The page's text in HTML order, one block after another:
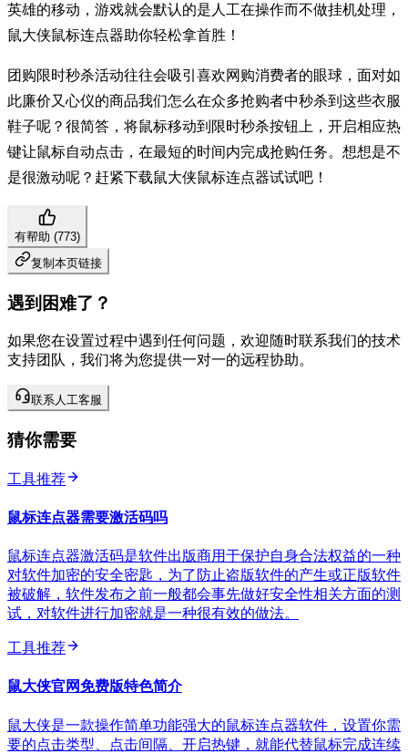
英雄的移动，游戏就会默认的是人工在操作而不做挂机处理，
鼠大侠鼠标连点器助你轻松拿首胜！
团购限时秒杀活动往往会吸引喜欢网购消费者的眼球，面对如
此廉价又心仪的商品我们怎么在众多抢购者中秒杀到这些衣服
鞋子呢？很简答，将鼠标移动到限时秒杀按钮上，开启相应热
键让鼠标自动点击，在最短的时间内完成抢购任务。想想是不
是很激动呢？赶紧下载鼠大侠鼠标连点器试试吧！
有帮助 (773)
复制本页链接
遇到困难了？
如果您在设置过程中遇到任何问题，欢迎随时联系我们的技术
支持团队，我们将为您提供一对一的远程协助。
联系人工客服
猜你需要
工具推荐
鼠标连点器需要激活码吗
鼠标连点器激活码是软件出版商用于保护自身合法权益的一种
对软件加密的安全密匙，为了防止盗版软件的产生或正版软件
被破解，软件发布之前一般都会事先做好安全性相关方面的测
试，对软件进行加密就是一种很有效的做法。
工具推荐
鼠大侠官网免费版特色简介
鼠大侠是一款操作简单功能强大的鼠标连点器软件，设置你需
要的点击类型、点击间隔、开启热键，就能代替鼠标完成连续